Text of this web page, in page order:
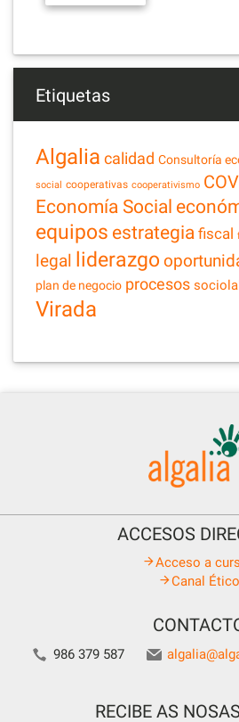
Etiquetas
Algalia calidad Consultoría
social cooperativas cooperativismo
Economía Social
equipos estrategia fiscal
legal liderazgo
plan de negocio procesos
Virada
ACCESOS
Acceso a
Canal Ético
986 379 587
RECIBE AS